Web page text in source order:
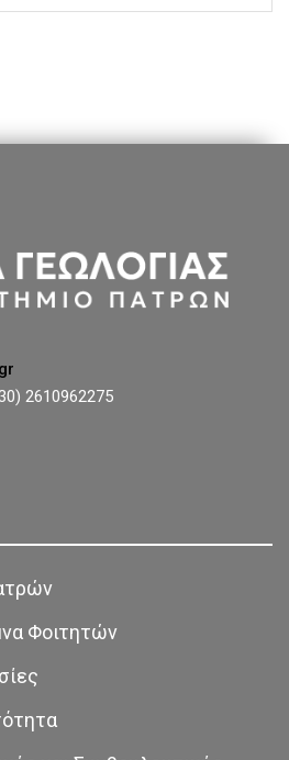
2610962275
Φοιτητών